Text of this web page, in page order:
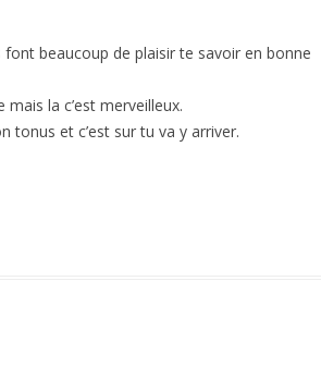
beaucoup de plaisir te savoir en bonne
la c’est merveilleux.
tonus et c’est sur tu va y arriver.